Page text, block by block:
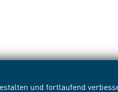
und fortlaufend